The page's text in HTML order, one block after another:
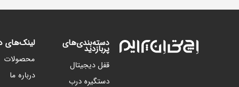
دسته‌بندی‌های
پربازدید
قفل دیجیتال
دستگیره درب
لینک‌های
محصولات
درباره ما